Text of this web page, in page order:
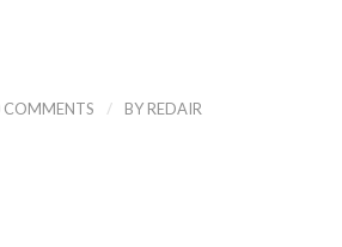
COMMENTS / BY REDAIR